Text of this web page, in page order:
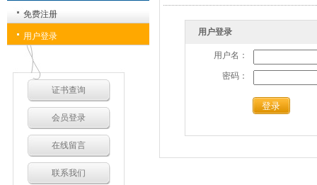
医疗器械出口认证 ▪ 出口方案解决专家
医疗器械GMP质量管理规范 ▪ 我们力求精益求精
免费注册
用户登录
证书查询
会员登录
在线留言
联系我们
用户登录
用户名：
密码：
登录